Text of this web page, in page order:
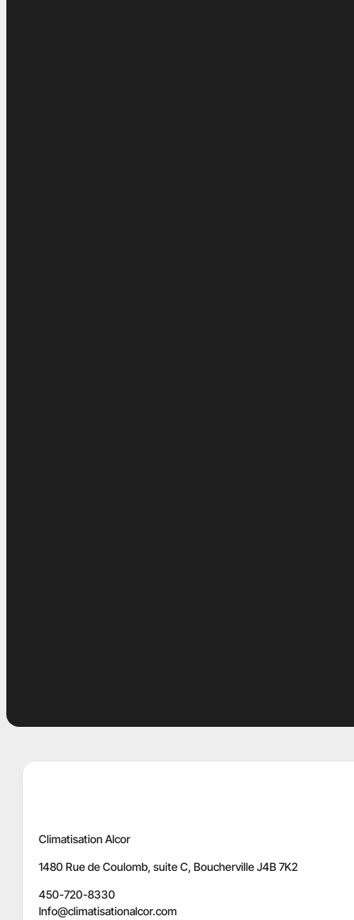
Climatisation Alcor
1480 Rue de Coulomb, suite C, Boucherville J4B 7K2
450-720-8330
Info@climatisationalcor.com